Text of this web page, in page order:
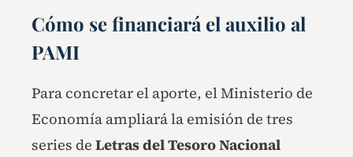
Cómo se financiará el auxilio al
PAMI
Para concretar el aporte, el Ministerio de
Economía ampliará la emisión de tres
series de Letras del Tesoro Nacional